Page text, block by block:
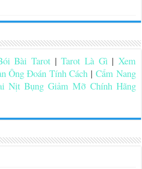
Bài Tarot |Tarot Là Gì| Xem
Ông Đoán Tính Cách |Cẩm Nang
Nịt Bụng Giảm Mỡ Chính Hãng